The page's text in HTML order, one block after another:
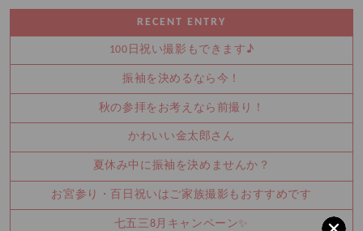
RECENT ENTRY
100日祝い撮影もできます♪
振袖を決めるなら今！
秋の参拝をお考えなら前撮り！
かわいい金太郎さん
夏休み中に振袖を決めませんか？
お宮参り・百日祝いはご家族撮影もおすすめです
七五三8月キャンペーン✨